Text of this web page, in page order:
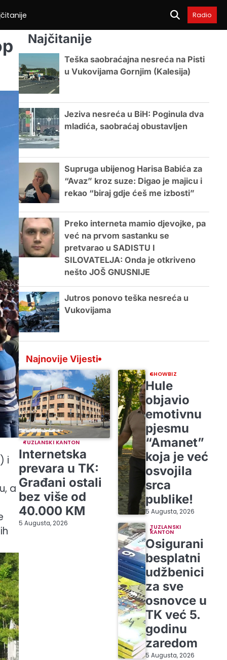
Radio
i
a
Najčitanije
Teška saobraćajna nesreća na Pisti
u Vukovijama Gornjim (Kalesija)
Jeziva nesreća u BiH: Poginula dva
mladića, saobraćaj obustavljen
Supruga ubijenog Harisa Babića za
“Avaz” kroz suze: Digao je majicu i
rekao “biraj gdje ćeš me izbosti”
Preko interneta mamio djevojke, pa
već na prvom sastanku se
pretvarao u SADISTU I
SILOVATELJA: Onda je otkriveno
nešto JOŠ GNUSNIJE
Jutros ponovo teška nesreća u
Vukovijama
Najnovije Vijesti
TUZLANSKI KANTON
Internetska
prevara u TK:
Građani ostali
bez više od
40.000 KM
5 Augusta, 2026
SHOWBIZ
Hule
objavio
emotivnu
pjesmu
“Amanet”
koja je već
osvojila
srca
publike!
5 Augusta, 2026
TUZLANSKI
KANTON
Osigurani
besplatni
udžbenici
za sve
osnovce u
TK već 5.
godinu
zaredom
5 Augusta, 2026